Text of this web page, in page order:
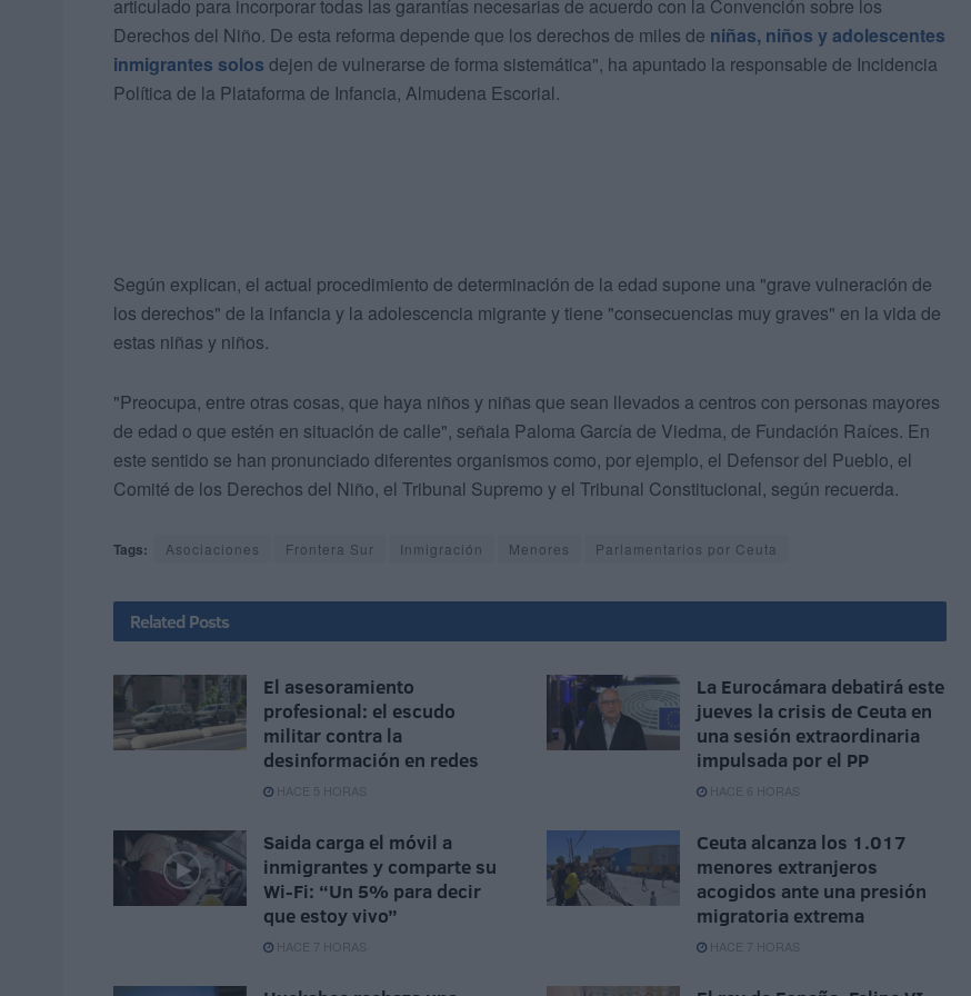
articulado para incorporar todas las garantías necesarias de acuerdo con la Convención sobre los
Derechos del Niño. De esta reforma depende que los derechos de miles de niñas, niños y adolescentes
inmigrantes solos dejen de vulnerarse de forma sistemática", ha apuntado la responsable de Incidencia
Política de la Plataforma de Infancia, Almudena Escorial.
Según explican, el actual procedimiento de determinación de la edad supone una "grave vulneración de
los derechos" de la infancia y la adolescencia migrante y tiene "consecuencias muy graves" en la vida de
estas niñas y niños.
"Preocupa, entre otras cosas, que haya niños y niñas que sean llevados a centros con personas mayores
de edad o que estén en situación de calle", señala Paloma García de Viedma, de Fundación Raíces. En
este sentido se han pronunciado diferentes organismos como, por ejemplo, el Defensor del Pueblo, el
Comité de los Derechos del Niño, el Tribunal Supremo y el Tribunal Constitucional, según recuerda.
Tags: Asociaciones Frontera Sur Inmigración Menores Parlamentarios por Ceuta
Related Posts
El asesoramiento
profesional: el escudo
militar contra la
desinformación en redes
HACE 5 HORAS
La Eurocámara debatirá este
jueves la crisis de Ceuta en
una sesión extraordinaria
impulsada por el PP
HACE 6 HORAS
Saida carga el móvil a
inmigrantes y comparte su
Wi-Fi: “Un 5% para decir
que estoy vivo”
HACE 7 HORAS
Ceuta alcanza los 1.017
menores extranjeros
acogidos ante una presión
migratoria extrema
HACE 7 HORAS